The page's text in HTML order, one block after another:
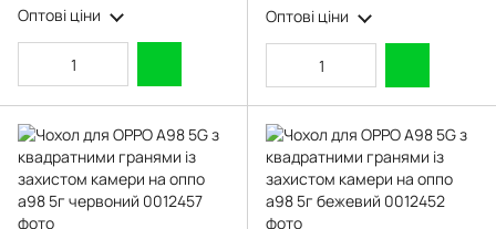
Оптові ціни Оптові ціни